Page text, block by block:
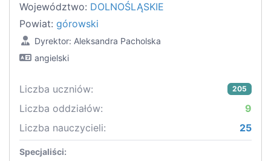
Województwo: DOLNOŚLĄSKIE
Powiat: górowski
Dyrektor: Aleksandra Pacholska
angielski
Liczba uczniów: 205
Liczba oddziałów:
9
Liczba nauczycieli:
25
Specjaliści: